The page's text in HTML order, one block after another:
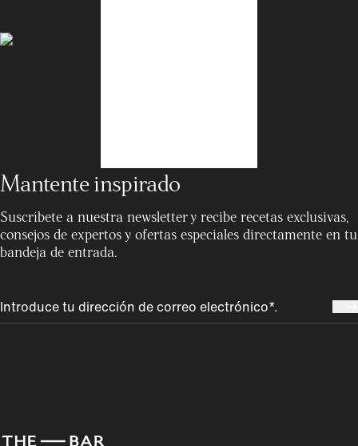
Mantente inspirado
Suscríbete a nuestra newsletter y recibe recetas exclusivas,
consejos de expertos y ofertas especiales directamente en tu
bandeja de entrada.